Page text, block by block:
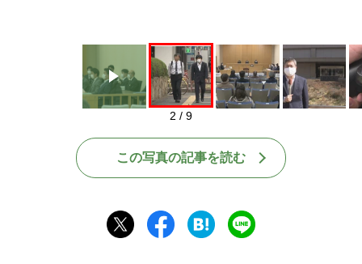
2 / 9
この写真の記事を読む